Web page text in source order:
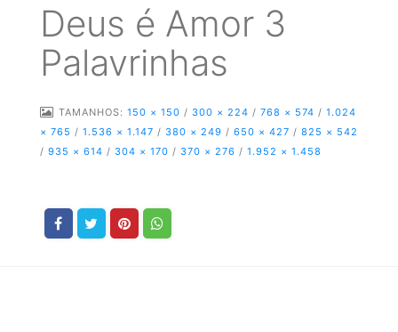
Deus é Amor 3
Palavrinhas
TAMANHOS: 150 × 150 / 300 × 224 / 768 × 574 / 1.024
× 765 / 1.536 × 1.147 / 380 × 249 / 650 × 427 / 825 × 542
/ 935 × 614 / 304 × 170 / 370 × 276 / 1.952 × 1.458